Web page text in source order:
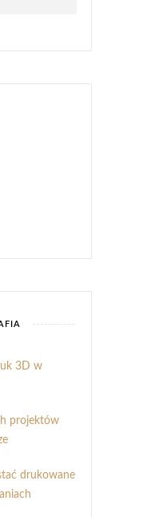
3D w
projektów
drukowane